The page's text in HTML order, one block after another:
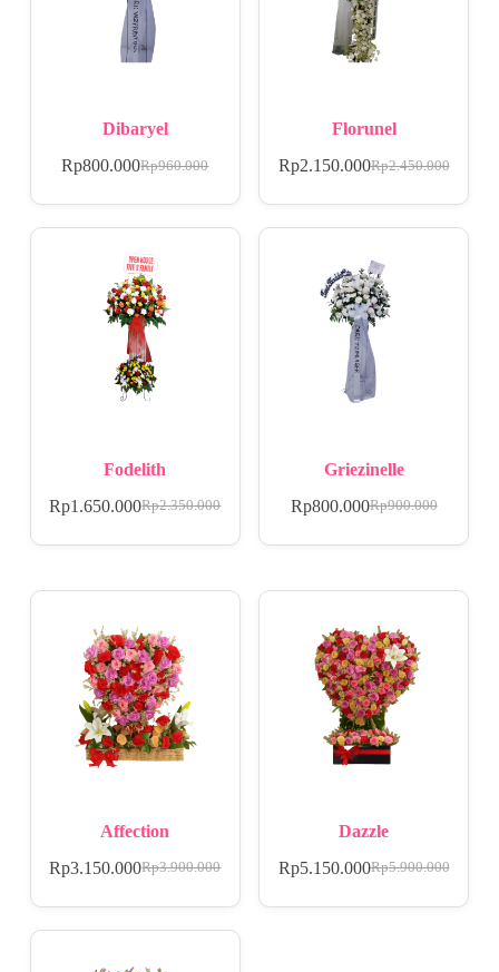
Dibaryel
Rp960.000
Rp800.000
Florunel
Rp2.450.000
Rp2.150.000
Fodelith
Rp2.350.000
Rp1.650.000
Griezinelle
Rp900.000
Rp800.000
Affection
Rp3.900.000
Rp3.150.000
Dazzle
Rp5.900.000
Rp5.150.000